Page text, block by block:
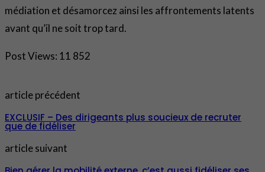
médiation et désamorcez ainsi les affrontements latents
avant qu’il ne soit trop tard.
Post Views: 11 852
article précédent
EXCLUSIF – Des dirigeants plus soucieux de recruter
que de fidéliser
article suivant